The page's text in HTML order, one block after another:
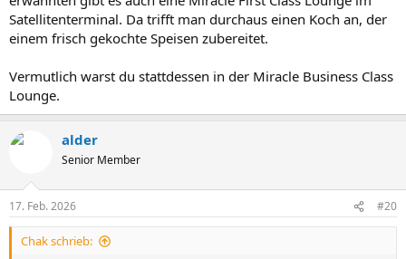
Satellitenterminal. Da trifft man durchaus einen Koch an, der
einem frisch gekochte Speisen zubereitet.
Vermutlich warst du stattdessen in der Miracle Business Class
Lounge.
alder
Senior Member
17. Feb. 2026 #20
Chak schrieb: